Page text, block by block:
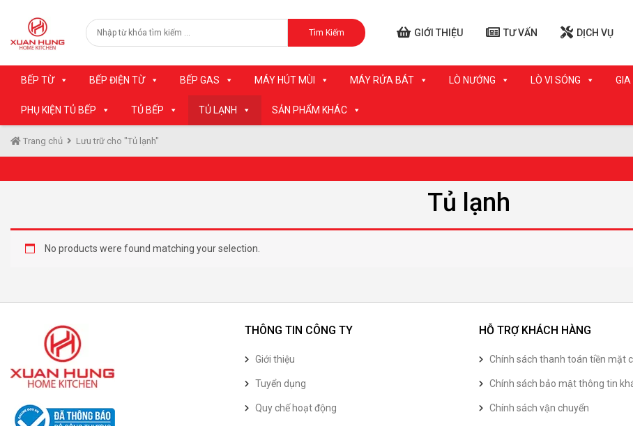
Tìm Kiếm GIỚI THIỆU TƯ VẤN DỊCH VỤ
BẾP TỪ BẾP ĐIỆN TỪ BẾP GAS MÁY HÚT MÙI MÁY RỬA BÁT LÒ NƯỚNG LÒ VI SÓNG GIA
PHỤ KIỆN TỦ BẾP TỦ BẾP TỦ LẠNH SẢN PHẨM KHÁC
Trang chủ Lưu trữ cho "Tủ lạnh"
Tủ lạnh
No products were found matching your selection.
THÔNG TIN CÔNG TY
Giới thiệu
Tuyển dụng
Quy chế hoạt động
HỖ TRỢ KHÁCH HÀNG
Chính sách thanh toán tiền mặt
Chính sách bảo mật thông tin
Chính sách vận chuyển